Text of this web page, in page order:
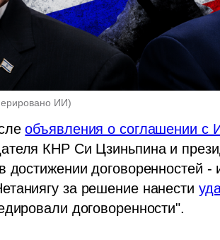
ИИ)
объявления о соглашении с
КНР Си Цзиньпина и
достижении договоренностей -
за решение нанести
договоренности".